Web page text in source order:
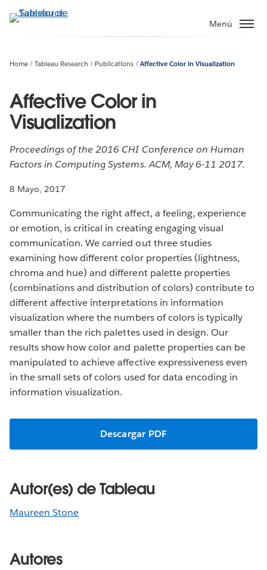
Menú
Home Tableau Research Publications Affective Color in Visualization
Affective Color in
Visualization
Proceedings of the 2016 CHI Conference on Human
Factors in Computing Systems. ACM, May 6-11 2017.
8 Mayo, 2017
Communicating the right affect, a feeling, experience
or emotion, is critical in creating engaging visual
communication. We carried out three studies
examining how different color properties (lightness,
chroma and hue) and different palette properties
(combinations and distribution of colors) contribute to
different affective interpretations in information
visualization where the numbers of colors is typically
smaller than the rich palettes used in design. Our
results show how color and palette properties can be
manipulated to achieve affective expressiveness even
in the small sets of colors used for data encoding in
information visualization.
Descargar PDF
Autor(es) de Tableau
Maureen Stone
Autores